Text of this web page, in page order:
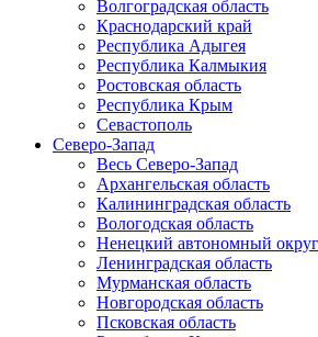
Волгоградская область
Краснодарский край
Республика Адыгея
Республика Калмыкия
Ростовская область
Республика Крым
Севастополь
Северо-Запад
Весь Северо-Запад
Архангельская область
Калининградская область
Вологодская область
Ненецкий автономный округ
Ленинградская область
Мурманская область
Новгородская область
Псковская область